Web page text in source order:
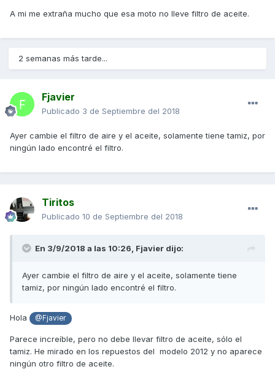
A mi me extraña mucho que esa moto no lleve filtro de aceite.
2 semanas más tarde...
Fjavier
Publicado 3 de Septiembre del 2018
Ayer cambie el filtro de aire y el aceite, solamente tiene tamiz, por
ningún lado encontré el filtro.
Tiritos
Publicado 10 de Septiembre del 2018
En 3/9/2018 a las 10:26, Fjavier dijo:
Ayer cambie el filtro de aire y el aceite, solamente tiene
tamiz, por ningún lado encontré el filtro.
Hola @Fjavier
Parece increíble, pero no debe llevar filtro de aceite, sólo el
tamiz. He mirado en los repuestos del modelo 2012 y no aparece
ningún otro filtro de aceite.